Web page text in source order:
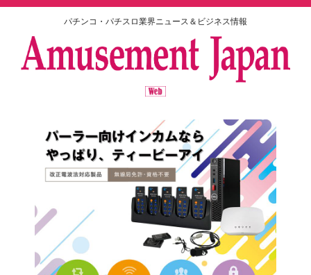
パチンコ・パチスロ業界ニュース＆ビジネス情報